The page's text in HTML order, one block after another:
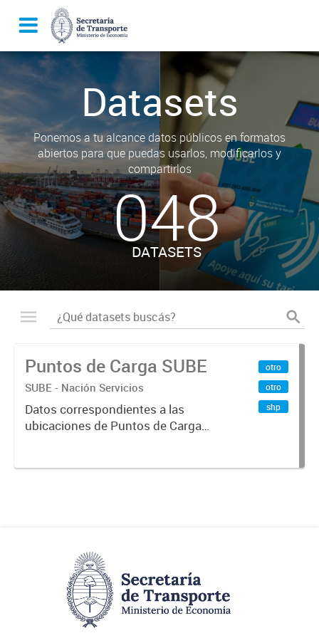
Datasets
Ponemos a tu alcance datos públicos en formatos
abiertos para que puedas usarlos, modificarlos y
compartirlos
048
DATASETS
Puntos de Carga SUBE
SUBE - Nación Servicios
Datos correspondientes a las
ubicaciones de Puntos de Carga
otro
otro
shp